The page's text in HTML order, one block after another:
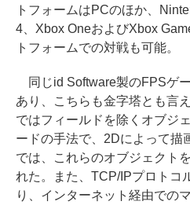
トフォームはPCのほか、
4、Xbox OneおよびXbox
トフォームでの対戦も可能。
同じid Software製のFPSゲ
あり、こちらも金字塔とも言
ではフィールドを除くオブジ
ードの手法で、2Dによって描
では、これらのオブジェクト
れた。また、TCP/IPプロトコ
り、インターネット経由での